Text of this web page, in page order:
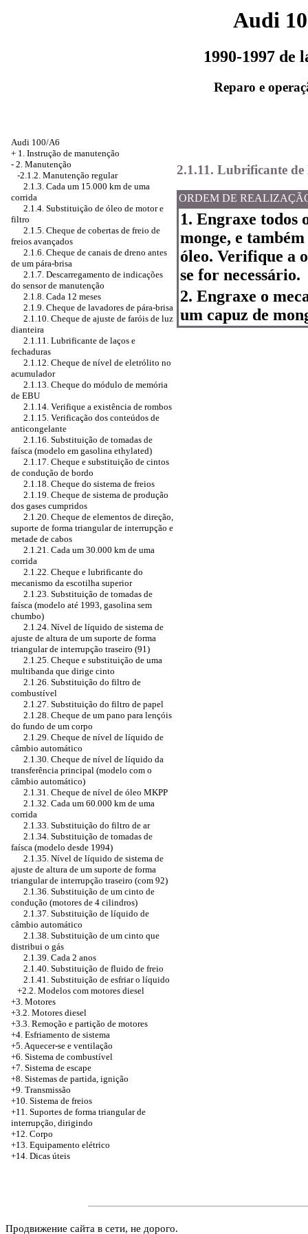
Audi
1990-1997 de
Reparo e
Audi 100/A6
+ 1. Instrução de manutenção
- 2. Manutenção
-2.1.2. Manutenção regular
2.1.3. Cada um 15.000 km de uma
corrida
2.1.4. Substituição de óleo de motor e
filtro
2.1.5. Cheque de cobertas de freio de
freios avançados
2.1.6. Cheque de canais de dreno antes
de um pára-brisa
2.1.7. Descarregamento de indicações
do sensor de manutenção
2.1.8. Cada 12 meses
2.1.9. Cheque de lavadores de pára-brisa
2.1.10. Cheque de ajuste de faróis de luz
dianteira
2.1.11. Lubrificante de laços e
fechaduras
2.1.12. Cheque de nível de eletrólito no
acumulador
2.1.13. Cheque do módulo de memória
de EBU
2.1.14. Verifique a existência de rombos
2.1.15. Verificação dos conteúdos de
anticongelante
2.1.16. Substituição de tomadas de
faísca (modelo em gasolina ethylated)
2.1.17. Cheque e substituição de cintos
de condução de bordo
2.1.18. Cheque do sistema de freios
2.1.19. Cheque de sistema de produção
dos gases cumpridos
2.1.20. Cheque de elementos de direção,
suporte de forma triangular de interrupção e
metade de cabos
2.1.21. Cada um 30.000 km de uma
corrida
2.1.22. Cheque e lubrificante do
mecanismo da escotilha superior
2.1.23. Substituição de tomadas de
faísca (modelo até 1993, gasolina sem
chumbo)
2.1.24. Nível de líquido de sistema de
ajuste de altura de um suporte de forma
triangular de interrupção traseiro (91)
2.1.25. Cheque e substituição de uma
multibanda que dirige cinto
2.1.26. Substituição do filtro de
combustível
2.1.27. Substituição do filtro de papel
2.1.28. Cheque de um pano para lençóis
do fundo de um corpo
2.1.29. Cheque de nível de líquido de
câmbio automático
2.1.30. Cheque de nível de líquido da
transferência principal (modelo com o
câmbio automático)
2.1.31. Cheque de nível de óleo MKPP
2.1.32. Cada um 60.000 km de uma
corrida
2.1.33. Substituição do filtro de ar
2.1.34. Substituição de tomadas de
faísca (modelo desde 1994)
2.1.35. Nível de líquido de sistema de
ajuste de altura de um suporte de forma
triangular de interrupção traseiro (com 92)
2.1.36. Substituição de um cinto de
condução (motores de 4 cilindros)
2.1.37. Substituição de líquido de
câmbio automático
2.1.38. Substituição de um cinto que
distribui o gás
2.1.39. Cada 2 anos
2.1.40. Substituição de fluido de freio
2.1.41. Substituição de esfriar o líquido
+2.2. Modelos com motores diesel
+3. Motores
+3.2. Motores diesel
+3.3. Remoção e partição de motores
+4. Esfriamento de sistema
+5. Aquecer-se e ventilação
+6. Sistema de combustível
+7. Sistema de escape
+8. Sistemas de partida, ignição
+9. Transmissão
+10. Sistema de freios
+11. Suportes de forma triangular de
interrupção, dirigindo
+12. Corpo
+13. Equipamento elétrico
+14. Dicas úteis
2.1.11. Lubrificante de
ORDEM DE
1. Engraxe todos
monge, e
óleo. Verifique a
se for necessário.
2. Engraxe o
um capuz de
Продвижение сайта в сети, не дорого.